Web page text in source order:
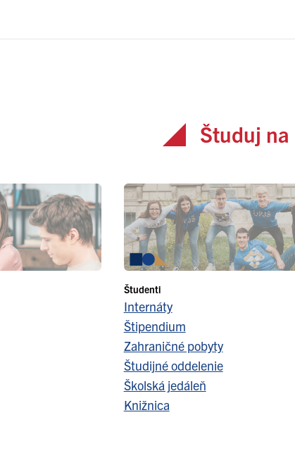
Študuj na
Študenti
Internáty
Štipendium
Zahraničné pobyty
Študijné oddelenie
Školská jedáleň
Knižnica